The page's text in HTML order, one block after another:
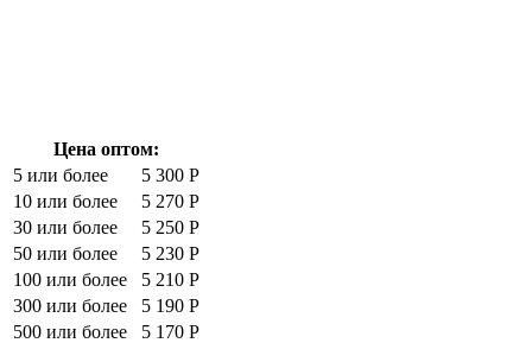
Цена оптом:
5 или более
5 300 Р
10 или более
5 270 Р
30 или более
5 250 Р
50 или более
5 230 Р
100 или более
5 210 Р
300 или более
5 190 Р
500 или более
5 170 Р